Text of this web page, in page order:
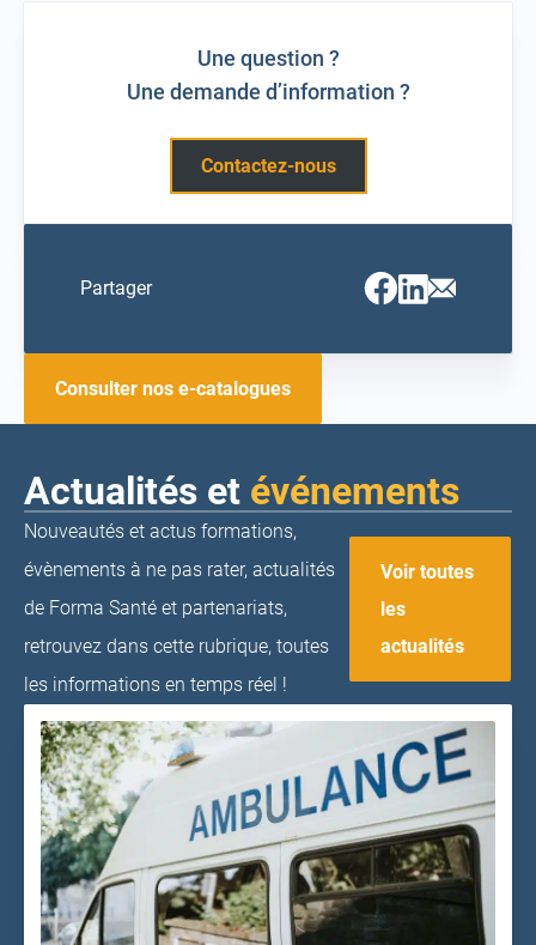
Une question ?
Une demande d’information ?
Contactez-nous
Partager
Facebook
(ouvrir
nouvel
Linkedin
(ouvrir
nouvel
Email
(ouvrir
nouvel
Consulter nos e-catalogues
Actualités et événements
Nouveautés et actus formations,
évènements à ne pas rater, actualités
de Forma Santé et partenariats,
retrouvez dans cette rubrique, toutes
les informations en temps réel !
Voir toutes
les
actualités